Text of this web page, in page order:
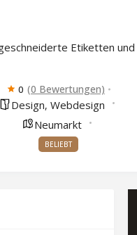
Etiketten
0 (0 Bewertungen)
Design,Webdesign
Neumarkt
BELIEBT